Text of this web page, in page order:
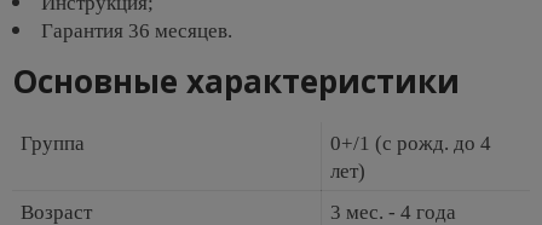
Гарантия 36 месяцев.
Основные характеристики
Группа
0+/1 (с рожд. до 4
лет)
Возраст
3 мес. - 4 года